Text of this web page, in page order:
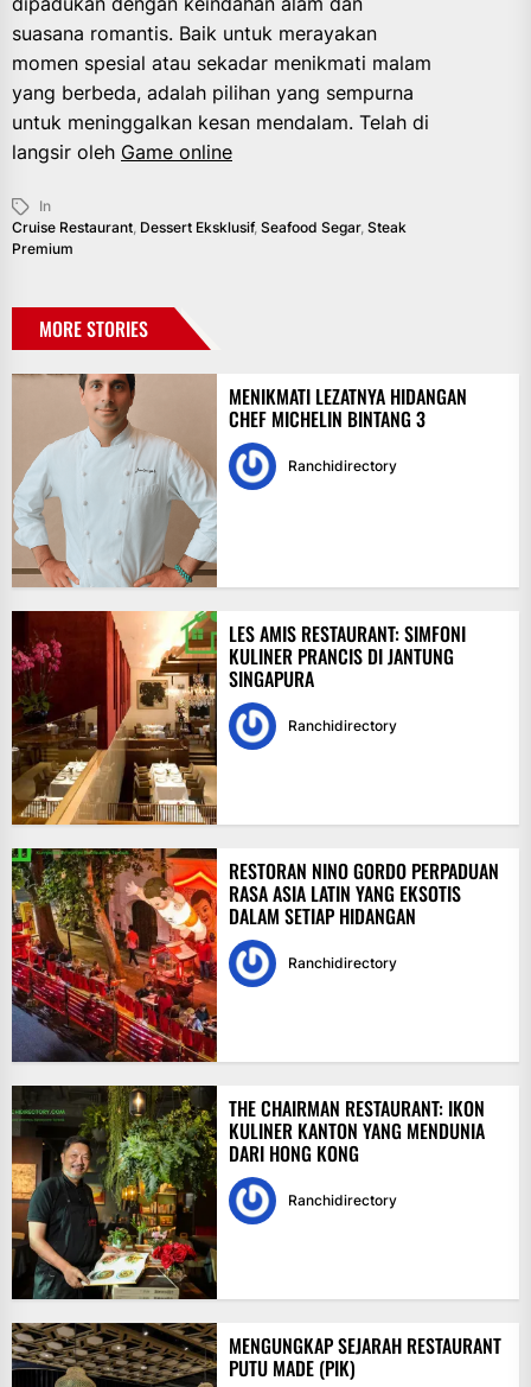
suasana romantis. Baik untuk merayakan
momen spesial atau sekadar menikmati malam
yang berbeda, adalah pilihan yang sempurna
untuk meninggalkan kesan mendalam. Telah di
langsir oleh Game online
In
Cruise Restaurant Dessert Eksklusif, Seafood Segar, Steak
Premium
MORE STORIES
MENIKMATI LEZATNYA HIDANGAN
CHEF MICHELIN BINTANG 3
Ranchidirectory
LES AMIS RESTAURANT: SIMFONI
KULINER PRANCIS DI JANTUNG
SINGAPURA
Ranchidirectory
RESTORAN NINO GORDO PERPADUAN
RASA ASIA LATIN YANG EKSOTIS
DALAM SETIAP HIDANGAN
Ranchidirectory
THE CHAIRMAN RESTAURANT: IKON
KULINER KANTON YANG MENDUNIA
DARI HONG KONG
Ranchidirectory
MENGUNGKAP SEJARAH RESTAURANT
PUTU MADE (PIK)